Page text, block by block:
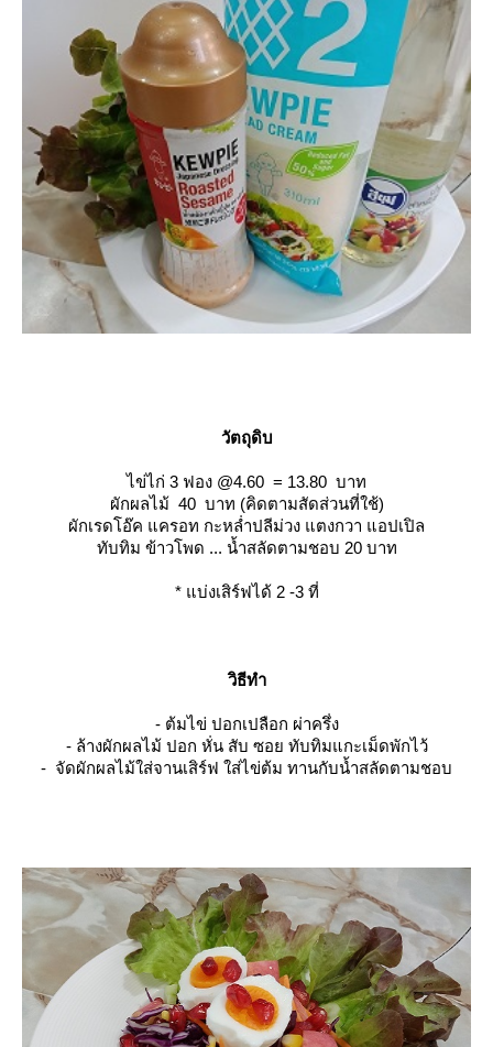
วัตถุดิบ
ไข่ไก่ 3 ฟอง @4.60 = 13.80 บาท
ผักผลไม้ 40 บาท (คิดตามสัดส่วนที่ใช้)
ผักเรดโอ๊ค แครอท กะหล่ำปลีม่วง แตงกวา แอปเปิล
ทับทิม ข้าวโพด ... น้ำสลัดตามชอบ 20 บาท
*บ่งเสิร์ฟได้ 2 -3 ที่
วิธีทำ
- ต้มไข่ ปอกเปลือก ผ่าครึ่ง
- ล้างผักผลไม้ ปอก หั่น สับ ซอย ทับทิมแกะเม็ดพักไว้
- จัดผักผลไม้ใส่จานเสิร์ฟ ใส่ไข่ต้ม ทานกับน้ำสลัดตามชอบ